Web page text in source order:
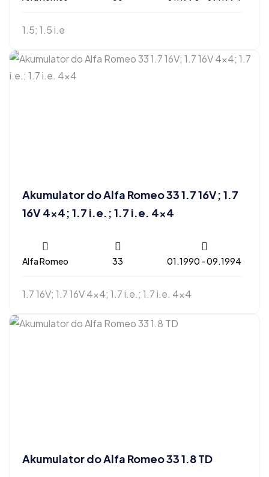
1.5; 1.5 i.e
Akumulator do Alfa Romeo 33 1.7 16V; 1.7
16V 4×4; 1.7 i.e.; 1.7 i.e. 4×4
Alfa Romeo 33 01.1990 - 09.1994
1.7 16V; 1.7 16V 4x4; 1.7 i.e.; 1.7 i.e. 4x4
Akumulator do Alfa Romeo 33 1.8 TD